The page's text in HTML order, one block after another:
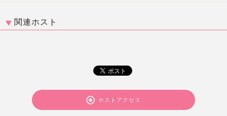
関連ホスト
ホストアクセス